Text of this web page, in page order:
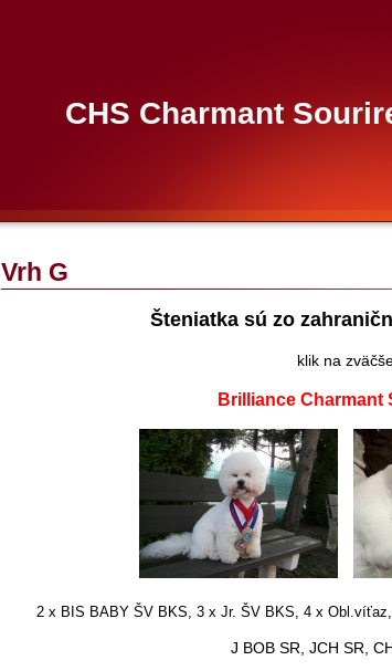
CHS Charmant
Vrh G
Šteniatka sú zo zahraničného
klik na zväčšenie
Brilliance Charmant
2 x BIS BABY ŠV BKS, 3 x Jr. ŠV BKS, 4 x Obl.víťaz,
J BOB SR, JCH SR, CH SR,